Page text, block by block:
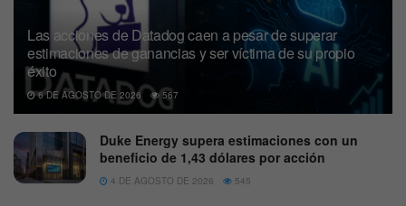
Las acciones de Datadog caen a pesar de superar
estimaciones de ganancias y ser víctima de su propio
éxito
6 DE AGOSTO DE 2026 567
Duke Energy supera estimaciones con un
beneficio de 1,43 dólares por acción
4 DE AGOSTO DE 2026 545